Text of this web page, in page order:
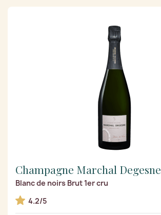
Champagne Marchal Degesne
Blanc de noirs Brut 1er cru
4.2/5